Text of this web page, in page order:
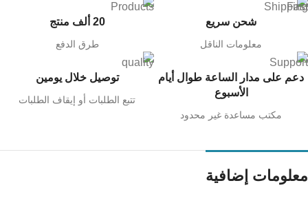
شحن سريع
معلومات الناقل
20 ألف منتج
طرق الدفع
دعم على مدار الساعة طوال أيام
الأسبوع
مكتب مساعدة غير محدود
توصيل خلال يومين
تتبع الطلبات أو إيقاف الطلبات
معلومات إضافية